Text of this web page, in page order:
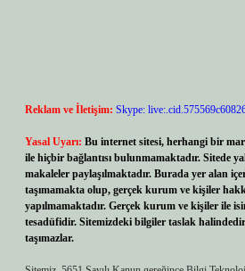
Reklam ve İletişim: Skype:
Yasal Uyarı: Bu internet sitesi, herhangi bir
ile hiçbir bağlantısı bulunmamaktadır. Sitede
makaleler paylaşılmaktadır. Burada yer alan
taşımamakta olup, gerçek kurum ve kişiler
yapılmamaktadır. Gerçek kurum ve kişiler ile
tesadüfidir. Sitemizdeki bilgiler taslak
taşımazlar.